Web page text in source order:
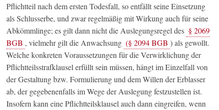
Pflichtteil nach dem ersten Todesfall, so entfällt seine Einsetzung
als Schlusserbe, und zwar regelmäßig mit Wirkung auch für seine
Abkömmlinge; es gilt dann nicht die Auslegungsregel des § 2069
BGB , vielmehr gilt die Anwachsung (§ 2094 BGB ) als gewollt.
Welche konkreten Voraussetzungen für die Verwirklichung der
Pflichtteilsstrafklausel erfüllt sein müssen, hängt im Einzelfall von
der Gestaltung bzw. Formulierung und dem Willen der Erblasser
ab, der gegebenenfalls im Wege der Auslegung festzustellen ist.
Insofern kann eine Pflichtteilsklausel auch dann eingreifen, wenn